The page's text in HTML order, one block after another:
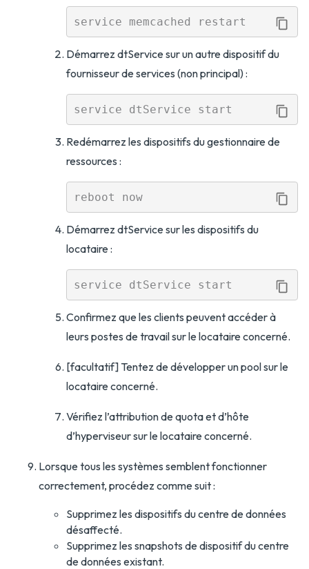
Démarrez dtService sur un autre dispositif du
fournisseur de services (non principal) :
Redémarrez les dispositifs du gestionnaire de
ressources :
reboot now
Démarrez dtService sur les dispositifs du
locataire :
Confirmez que les clients peuvent accéder à
leurs postes de travail sur le locataire concerné.
[facultatif] Tentez de développer un pool sur le
locataire concerné.
Vérifiez l’attribution de quota et d’hôte
d’hyperviseur sur le locataire concerné.
Lorsque tous les systèmes semblent fonctionner
correctement, procédez comme suit :
Supprimez les dispositifs du centre de données
désaffecté.
Supprimez les snapshots de dispositif du centre
de données existant.